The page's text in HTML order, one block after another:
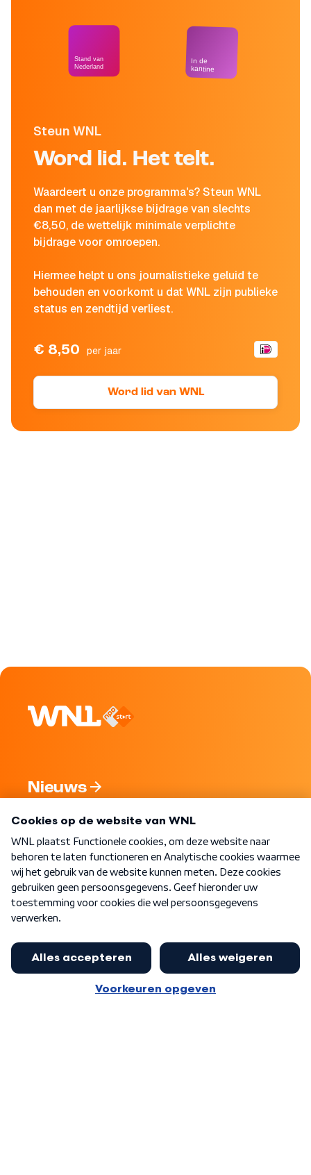
Steun WNL
Word lid. Het telt.
Waardeert u onze programma's? Steun WNL
dan met de jaarlijkse bijdrage van slechts
€8,50, de wettelijk minimale verplichte
bijdrage voor omroepen.
Hiermee helpt u ons journalistieke geluid te
behouden en voorkomt u dat WNL zijn publieke
status en zendtijd verliest.
€ 8,50 per jaar
Word lid van WNL
Stand van
Nederland
In de
kantine
Nieuws
Nieuwsbrief
Word Lid